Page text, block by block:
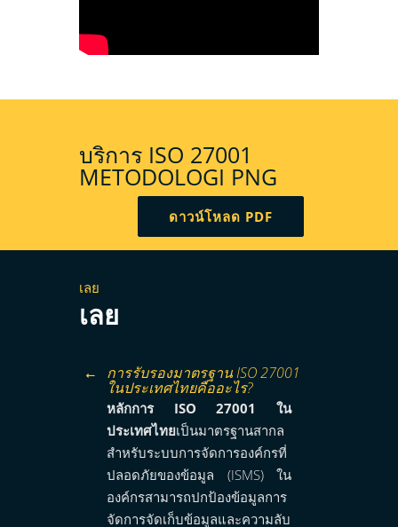
บริการ ISO 27001
METODOLOGI PNG
ดาวน์โหลด PDF
เลย
เลย
การรับรองมาตรฐาน ISO 27001
ในประเทศไทยคืออะไร?
หลักการ ISO 27001 ใน
ประเทศไทยเป็นมาตรฐานสากล
สำหรับระบบการจัดการองค์กรที่
ปลอดภัยของข้อมูล (ISMS) ใน
องค์กรสามารถปกป้องข้อมูลการ
จัดการจัดเก็บข้อมูลและความลับ